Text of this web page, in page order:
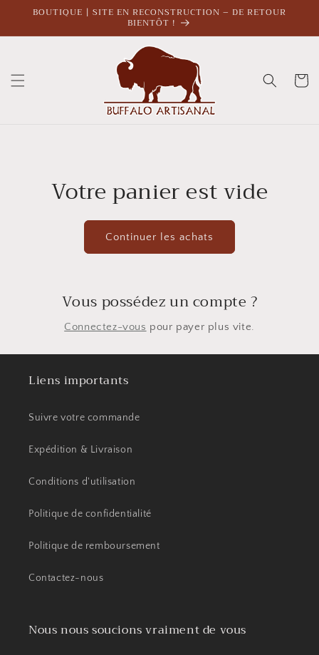
passer
BOUTIQUE | SITE EN RECONSTRUCTION – DE RETOUR
BIENTÔT !
Panier
Votre panier est vide
Continuer les achats
Vous possédez un compte ?
Connectez-vous pour payer plus vite.
Liens importants
Suivre votre commande
Expédition & Livraison
Conditions d'utilisation
Politique de confidentialité
Politique de remboursement
Contactez-nous
Nous nous soucions vraiment de vous